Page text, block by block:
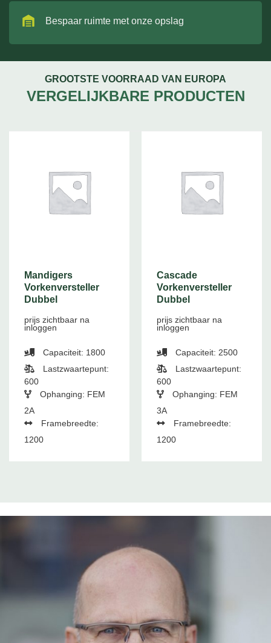
Bespaar ruimte met onze opslag
GROOTSTE VOORRAAD VAN EUROPA
VERGELIJKBARE PRODUCTEN
Mandigers
Vorkenversteller
Dubbel
prijs zichtbaar na
inloggen
Capaciteit: 1800
Lastzwaartepunt:
600
Ophanging: FEM
2A
Framebreedte:
1200
Cascade
Vorkenversteller
Dubbel
prijs zichtbaar na
inloggen
Capaciteit: 2500
Lastzwaartepunt:
600
Ophanging: FEM
3A
Framebreedte:
1200